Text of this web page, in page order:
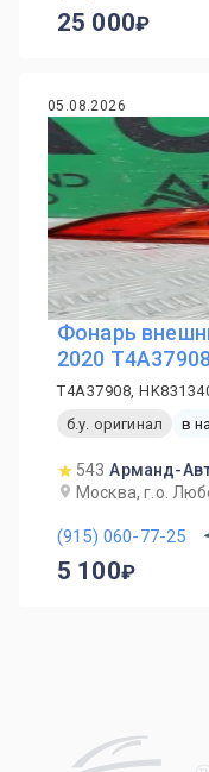
25 000
05.08.2026
Фонарь
2020
T4A37908,
б.у. оригинал
в
543 Арманд-
Москва, г.о.
(915) 060-77-25
5 100